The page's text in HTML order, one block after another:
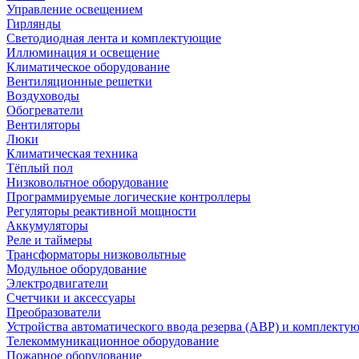
Управление освещением
Гирлянды
Светодиодная лента и комплектующие
Иллюминация и освещение
Климатическое оборудование
Вентиляционные решетки
Воздуховоды
Обогреватели
Вентиляторы
Люки
Климатическая техника
Тёплый пол
Низковольтное оборудование
Программируемые логические контроллеры
Регуляторы реактивной мощности
Аккумуляторы
Реле и таймеры
Трансформаторы низковольтные
Модульное оборудование
Электродвигатели
Счетчики и аксессуары
Преобразователи
Устройства автоматического ввода резерва (АВР) и
Телекоммуникационное оборудование
Пожарное оборудование